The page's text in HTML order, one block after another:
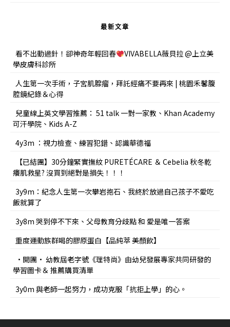
最新文章
看不出動過針！卻神奇年輕回春
VIVABELLA薇貝拉 @上立美
學皮膚科診所
人生第一次手術，子宮肌腺瘤，拜託經痛不要再來 | 桃園禾馨腹
腔鏡紀錄＆心得
兒童線上英文學習推薦： 51 talk 一對一家教、Khan Academy
可汗學院、Kids A-Z
4y3m ：視力檢查、練習犯錯、認識華德福
【已結團】30分鐘緊實撫紋 PURETÉCARE ＆ Cebelia 秋冬乾
癢肌救星? 沒買到絕對是損失！！！
3y9m：紀念人生第一次攀岩抱石、我終於放過自己孩子不愛吃
飯就算了
3y8m 哭到停不下來、父母教育分歧點 和 愛是唯一答案
重度運動族群喝的膠原蛋白【品純萃 美顏飲】
•開團• 幼教屆老字號《理特尚》由幼兒發展專家共同研發的
學習圖卡＆ 推薦購買清單
3y0m 與老師一起努力，成功克服「抗拒上學」的心。